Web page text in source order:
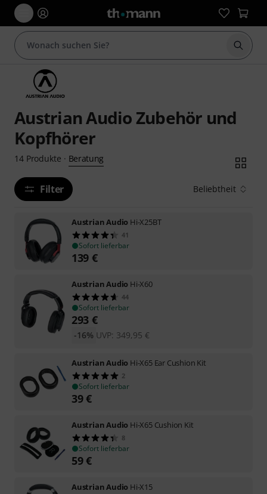
Suche
Austrian Audio Zubehör und
Kopfhörer
14 Produkte · Beratung
Filter Beliebtheit
Austrian Audio Hi-X25BT
41
Sofort lieferbar
139 €
Austrian Audio Hi-X60
44
Sofort lieferbar
293 €
UVP: 349,95 €
-16%
Austrian Audio Hi-X65 Ear Cushion Kit
2
Sofort lieferbar
39€
Austrian Audio Hi-X65 Cushion Kit
8
Sofort lieferbar
59€
Austrian Audio Hi-X15